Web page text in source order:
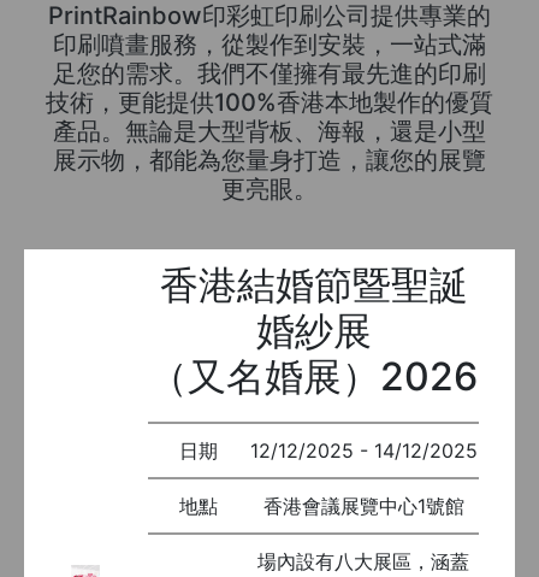
PrintRainbow印彩虹印刷公司提供專業的
印刷噴畫服務，從製作到安裝，一站式滿
足您的需求。我們不僅擁有最先進的印刷
技術，更能提供100%香港本地製作的優質
產品。無論是大型背板、海報，還是小型
展示物，都能為您量身打造，讓您的展覽
更亮眼。
香港結婚節暨聖誕
婚紗展
（又名婚展）2026
日期 12/12/2025 - 14/12/2025
地點 香港會議展覽中心1號館
場內設有八大展區，涵蓋